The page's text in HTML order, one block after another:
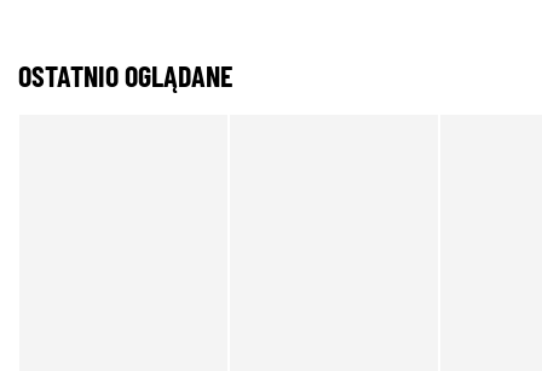
OSTATNIO OGLĄDANE